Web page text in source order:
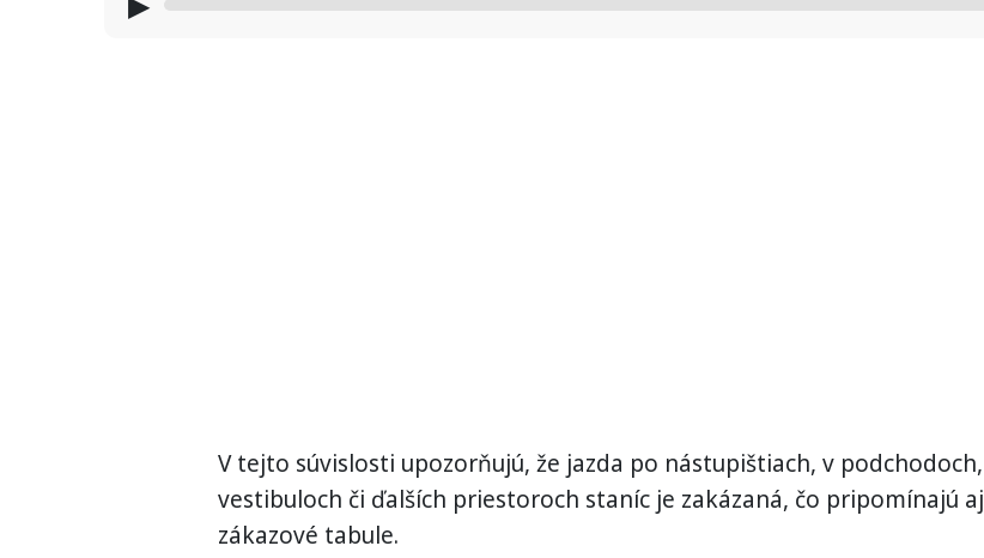
V tejto súvislosti upozorňujú, že jazda po nástupištiach, v podchodoch,
vestibuloch či ďalších priestoroch staníc je zakázaná, čo pripomínajú aj
zákazové tabule.